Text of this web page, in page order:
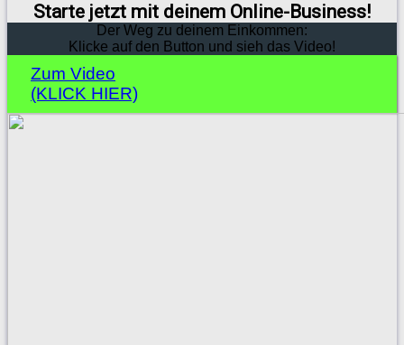
Starte jetzt mit deinem Online-Business!
Der Weg zu deinem Einkommen:
Klicke auf den Button und sieh das Video!
Zum Video
(KLICK HIER)